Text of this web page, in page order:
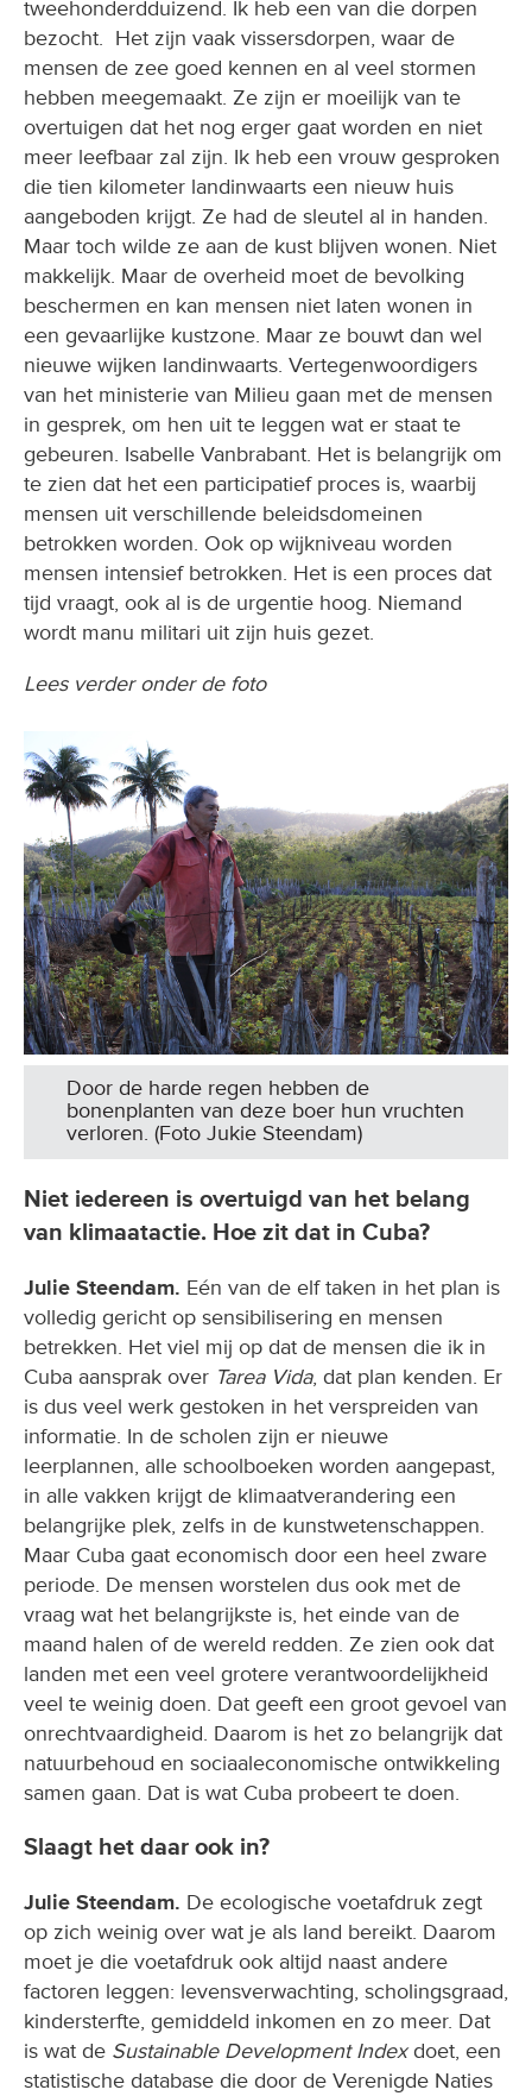
tweehonderdduizend. Ik heb een van die dorpen
bezocht. Het zijn vaak vissersdorpen, waar de
mensen de zee goed kennen en al veel stormen
hebben meegemaakt. Ze zijn er moeilijk van te
overtuigen dat het nog erger gaat worden en niet
meer leefbaar zal zijn. Ik heb een vrouw gesproken
die tien kilometer landinwaarts een nieuw huis
aangeboden krijgt. Ze had de sleutel al in handen.
Maar toch wilde ze aan de kust blijven wonen. Niet
makkelijk. Maar de overheid moet de bevolking
beschermen en kan mensen niet laten wonen in
een gevaarlijke kustzone. Maar ze bouwt dan wel
nieuwe wijken landinwaarts. Vertegenwoordigers
van het ministerie van Milieu gaan met de mensen
in gesprek, om hen uit te leggen wat er staat te
gebeuren. Isabelle Vanbrabant. Het is belangrijk om
te zien dat het een participatief proces is, waarbij
mensen uit verschillende beleidsdomeinen
betrokken worden. Ook op wijkniveau worden
mensen intensief betrokken. Het is een proces dat
tijd vraagt, ook al is de urgentie hoog. Niemand
wordt manu militari uit zijn huis gezet.
Lees verder onder de foto
Door de harde regen hebben de
bonenplanten van deze boer hun vruchten
verloren. (Foto Jukie Steendam)
Niet iedereen is overtuigd van het belang
van klimaatactie. Hoe zit dat in Cuba?
Julie Steendam. Eén van de elf taken in het plan is
volledig gericht op sensibilisering en mensen
betrekken. Het viel mij op dat de mensen die ik in
Cuba aansprak over Tarea Vida, dat plan kenden. Er
is dus veel werk gestoken in het verspreiden van
informatie. In de scholen zijn er nieuwe
leerplannen, alle schoolboeken worden aangepast,
in alle vakken krijgt de klimaatverandering een
belangrijke plek, zelfs in de kunstwetenschappen.
Maar Cuba gaat economisch door een heel zware
periode. De mensen worstelen dus ook met de
vraag wat het belangrijkste is, het einde van de
maand halen of de wereld redden. Ze zien ook dat
landen met een veel grotere verantwoordelijkheid
veel te weinig doen. Dat geeft een groot gevoel van
onrechtvaardigheid. Daarom is het zo belangrijk dat
natuurbehoud en sociaaleconomische ontwikkeling
samen gaan. Dat is wat Cuba probeert te doen.
Slaagt het daar ook in?
Julie Steendam. De ecologische voetafdruk zegt
op zich weinig over wat je als land bereikt. Daarom
moet je die voetafdruk ook altijd naast andere
factoren leggen: levensverwachting, scholingsgraad,
kindersterfte, gemiddeld inkomen en zo meer. Dat
is wat de Sustainable Development Indexdoet, een
statistische database die door de Verenigde Naties